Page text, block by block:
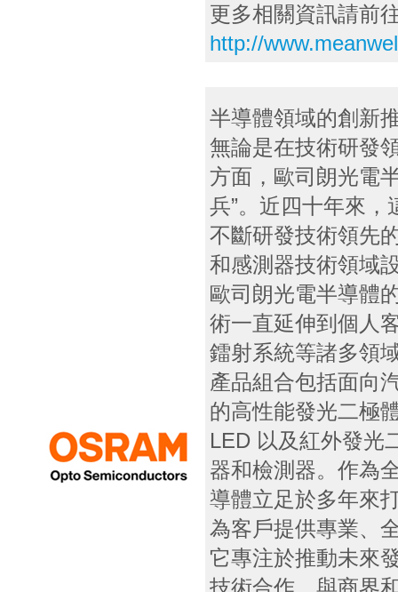
更多相關資訊請前
http://
半導體領域的創新
無論是在技術研發
方面，歐司朗光電
兵”。近四十年來
不斷研發技術領先
和感測器技術領域
歐司朗光電半導體
術一直延伸到個人
鐳射系統等諸多領
產品組合包括面向
的高性能發光二極
LED 以及紅外發光
器和檢測器。作為
導體立足於多年來
為客戶提供專業、
它專注於推動未來
技術合作，與商界